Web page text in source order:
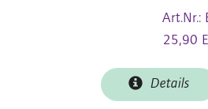
Art.Nr.:
25,90
Details